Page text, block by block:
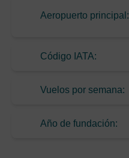
Aeropuerto principal:
Código IATA:
Vuelos por semana:
Año de fundación: